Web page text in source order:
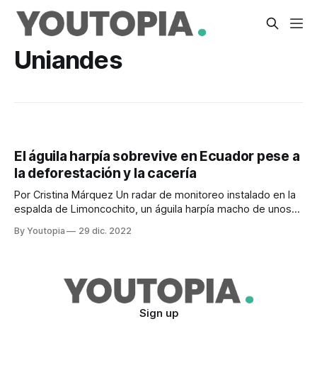
Uniandes
El águila harpía sobrevive en Ecuador pese a
la deforestación y la cacería
Por Cristina Márquez Un radar de monitoreo instalado en la
espalda de Limoncochito, un águila harpía macho de unos
parches de bosques lluviosos hasta dejar la Reserva
By Youtopia 29 dic. 2022
Sign up